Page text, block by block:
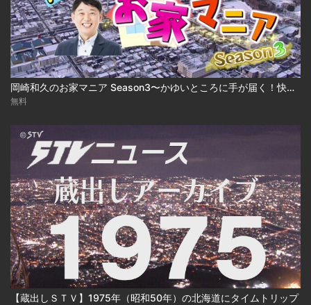
岡崎和久のお家マニア Season3〜かゆいところに手が届く！快適建売住宅 2025-03-17
無料
【蔵出しＳＴＶ】1975年（昭和50年）の北海道にタイムトリップ